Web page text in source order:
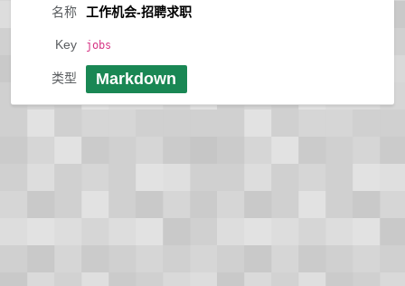
名称 工作机会-招聘求职
Key jobs
类型 Markdown